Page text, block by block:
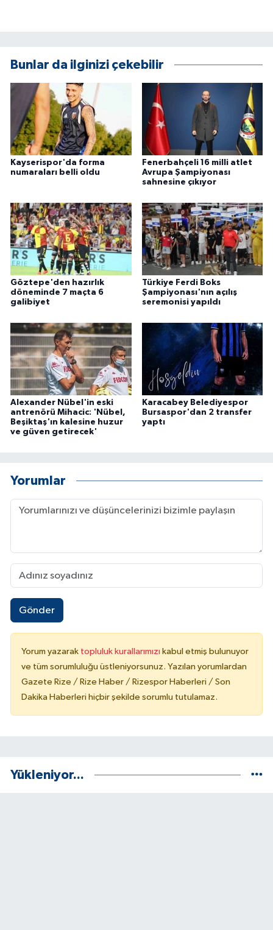
Bunlar da ilginizi çekebilir
Kayserispor'da forma
numaraları belli oldu
Fenerbahçeli 16 milli atlet
Avrupa Şampiyonası
sahnesine çıkıyor
Göztepe'den hazırlık
döneminde 7 maçta 6
galibiyet
Türkiye Ferdi Boks
Şampiyonası'nın açılış
seremonisi yapıldı
Alexander Nübel'in eski
antrenörü Mihacic: 'Nübel,
Beşiktaş'ın kalesine huzur
ve güven getirecek'
Karacabey Belediyespor
Bursaspor'dan 2 transfer
yaptı
Yorumlar
Gönder
Yorum yazarak topluluk kurallarımızı kabul etmiş bulunuyor
ve tüm sorumluluğu üstleniyorsunuz. Yazılan yorumlardan
Gazete Rize / Rize Haber / Rizespor Haberleri / Son
Dakika Haberleri hiçbir şekilde sorumlu tutulamaz.
Yükleniyor...